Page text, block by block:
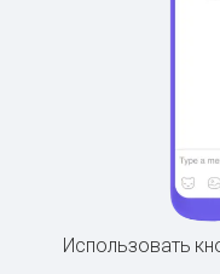
Использовать